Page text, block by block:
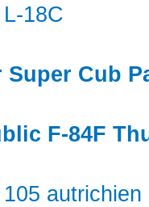
18C
Super Cub
F-84F
autrichien